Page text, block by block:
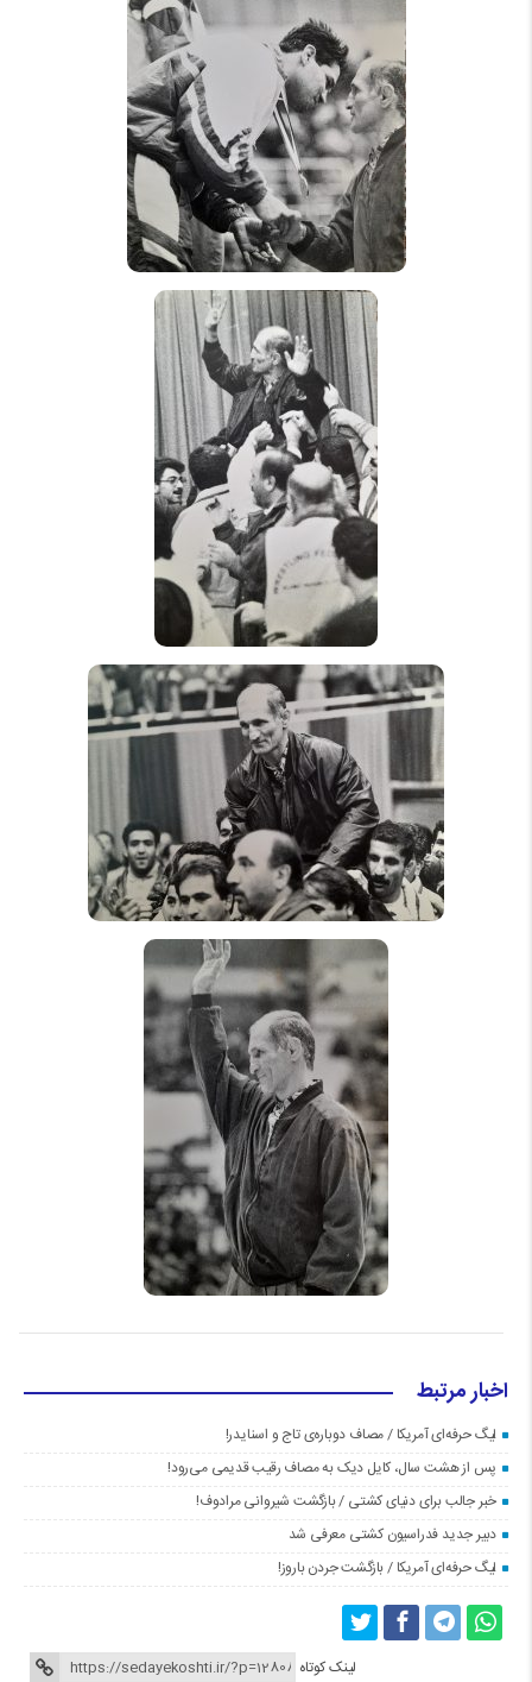
اخبار مرتبط
لیگ حرفه‌ای آمریکا / مصاف دوباره‌ی تاج و اسنایدر!
پس از هشت سال، کایل دیک به مصاف رقیب قدیمی می‌رود!
خبر جالب برای دنیای کشتی / بازگشت شیروانی مرادوف!
دبیر جدید فدراسیون کشتی معرفی شد
لیگ حرفه‌ای آمریکا / بازگشت جردن باروز!
لینک کوتاه